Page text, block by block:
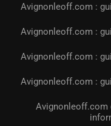
Avignonleoff.com :
Avignonleoff.com :
Avignonleoff.com :
Avignonleoff.com :